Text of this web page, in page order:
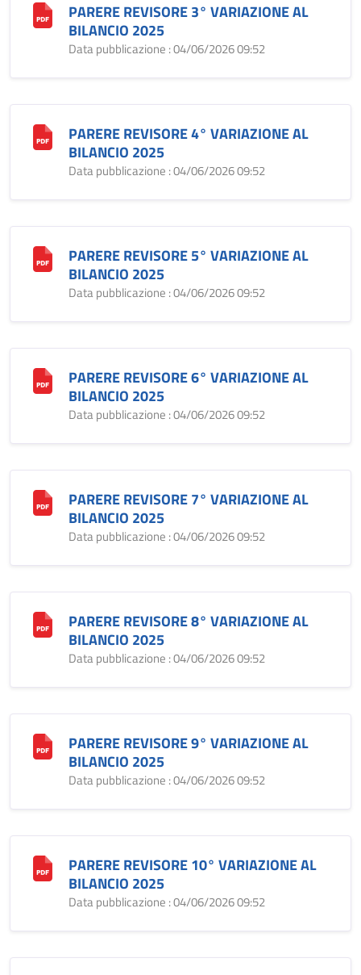
PARERE REVISORE 3° VARIAZIONE AL
BILANCIO 2025
Data pubblicazione : 04/06/2026 09:52
PARERE REVISORE 4° VARIAZIONE AL
BILANCIO 2025
Data pubblicazione : 04/06/2026 09:52
PARERE REVISORE 5° VARIAZIONE AL
BILANCIO 2025
Data pubblicazione : 04/06/2026 09:52
PARERE REVISORE 6° VARIAZIONE AL
BILANCIO 2025
Data pubblicazione : 04/06/2026 09:52
PARERE REVISORE 7° VARIAZIONE AL
BILANCIO 2025
Data pubblicazione : 04/06/2026 09:52
PARERE REVISORE 8° VARIAZIONE AL
BILANCIO 2025
Data pubblicazione : 04/06/2026 09:52
PARERE REVISORE 9° VARIAZIONE AL
BILANCIO 2025
Data pubblicazione : 04/06/2026 09:52
PARERE REVISORE 10° VARIAZIONE AL
BILANCIO 2025
Data pubblicazione : 04/06/2026 09:52